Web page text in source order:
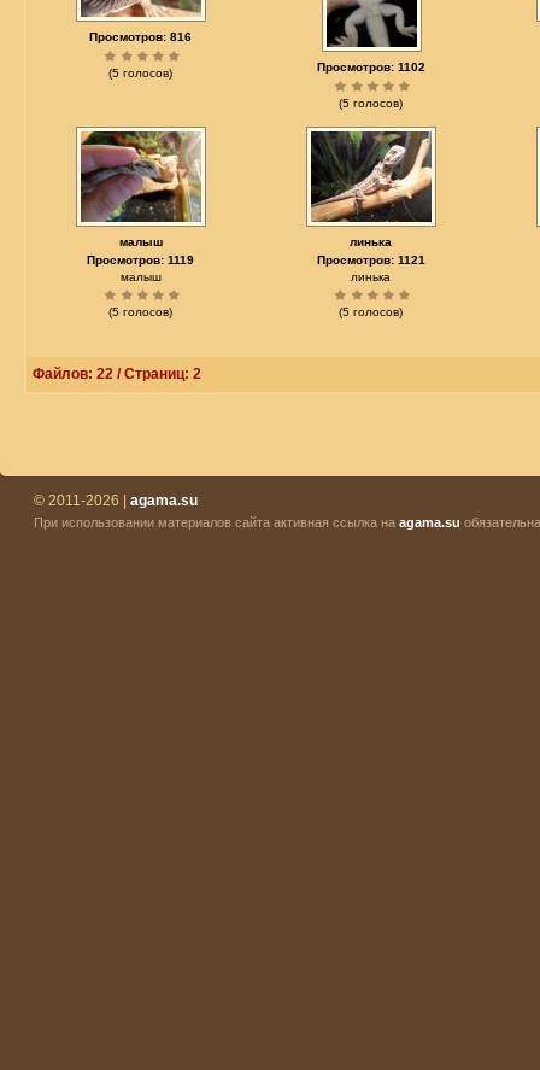
Просмотров: 816
(5 голосов) Просмотров: 1102
(5 голосов)
малыш
Просмотров: 1119
малыш
(5 голосов)
линька
Просмотров: 1121
линька
(5 голосов)
Файлов: 22 / Страниц: 2
© 2011-2026 | agama.su
При использовании материалов сайта активная ссылка на agama.su